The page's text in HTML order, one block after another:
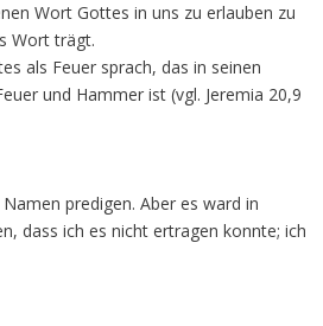
Wort Gottes in uns zu erlauben zu
Wort trägt.
als Feuer sprach, das in seinen
und Hammer ist (vgl. Jeremia 20,9
predigen. Aber es ward in
dass ich es nicht ertragen konnte; ich